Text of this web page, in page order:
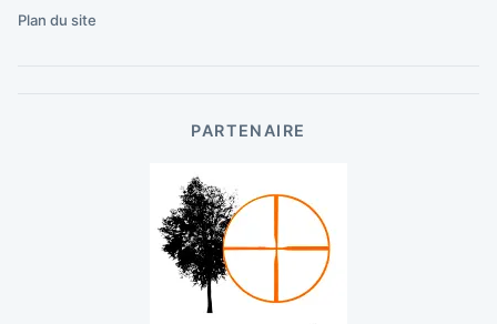
Plan du site
PARTENAIRE